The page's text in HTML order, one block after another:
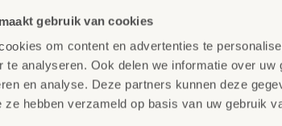
gebruik van cookies
om content en advertenties te
te analyseren. Ook delen we informatie over
en analyse. Deze partners kunnen deze
ze hebben verzameld op basis van uw gebruik
of een bad van doeken of open-end
van de kinderen worden gestimuleerd
en vormen. De rechthoeken zijn
linoleumvloer in frisse
kleur wensen, vraag ons naar de